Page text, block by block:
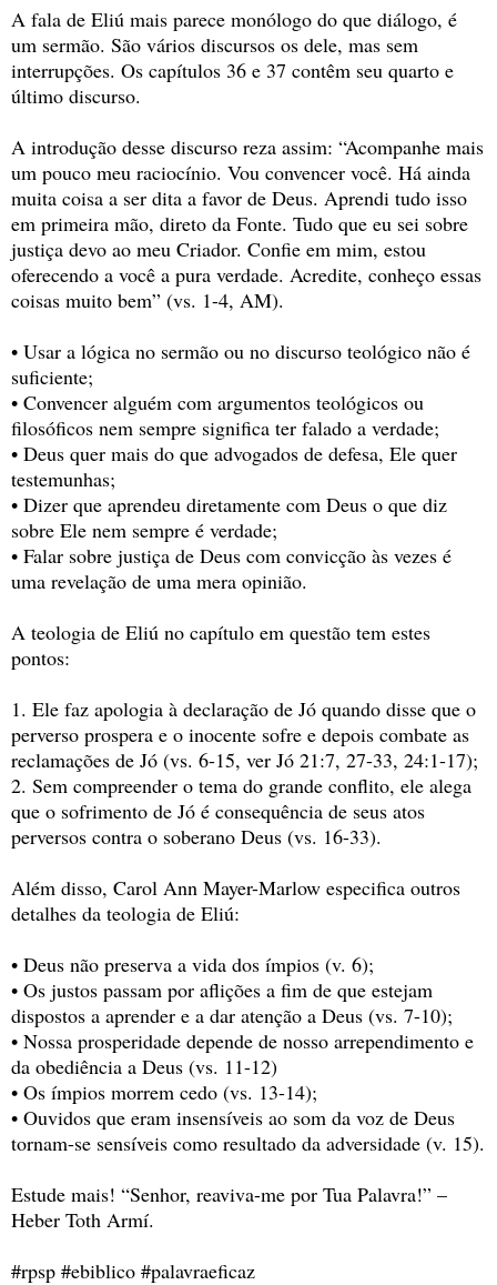
A fala de Eliú mais parece monólogo do que diálogo, é
um sermão. São vários discursos os dele, mas sem
interrupções. Os capítulos 36 e 37 contêm seu quarto e
último discurso.
A introdução desse discurso reza assim: “Acompanhe mais
um pouco meu raciocínio. Vou convencer você. Há ainda
muita coisa a ser dita a favor de Deus. Aprendi tudo isso
em primeira mão, direto da Fonte. Tudo que eu sei sobre
justiça devo ao meu Criador. Confie em mim, estou
oferecendo a você a pura verdade. Acredite, conheço essas
coisas muito bem” (vs. 1-4, AM).
• Usar a lógica no sermão ou no discurso teológico não é
suficiente;
• Convencer alguém com argumentos teológicos ou
filosóficos nem sempre significa ter falado a verdade;
• Deus quer mais do que advogados de defesa, Ele quer
testemunhas;
• Dizer que aprendeu diretamente com Deus o que diz
sobre Ele nem sempre é verdade;
• Falar sobre justiça de Deus com convicção às vezes é
uma revelação de uma mera opinião.
A teologia de Eliú no capítulo em questão tem estes
pontos:
1. Ele faz apologia à declaração de Jó quando disse que o
perverso prospera e o inocente sofre e depois combate as
reclamações de Jó (vs. 6-15, ver Jó 21:7, 27-33, 24:1-17);
2. Sem compreender o tema do grande conflito, ele alega
que o sofrimento de Jó é consequência de seus atos
perversos contra o soberano Deus (vs. 16-33).
Além disso, Carol Ann Mayer-Marlow especifica outros
detalhes da teologia de Eliú:
• Deus não preserva a vida dos ímpios (v. 6);
• Os justos passam por aflições a fim de que estejam
dispostos a aprender e a dar atenção a Deus (vs. 7-10);
• Nossa prosperidade depende de nosso arrependimento e
da obediência a Deus (vs. 11-12)
• Os ímpios morrem cedo (vs. 13-14);
• Ouvidos que eram insensíveis ao som da voz de Deus
tornam-se sensíveis como resultado da adversidade (v. 15).
Estude mais! “Senhor, reaviva-me por Tua Palavra!” –
Heber Toth Armí.
#rpsp #ebiblico #palavraeficaz